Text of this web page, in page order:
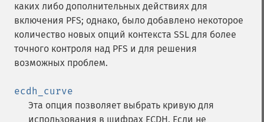
каких либо дополнительных действиях для
включения PFS; однако, было добавлено некоторое
количество новых опций контекста SSL для более
точного контроля над PFS и для решения
возможных проблем.
ecdh_curve
Эта опция позволяет выбрать кривую для
использования в шифрах ECDH. Если не